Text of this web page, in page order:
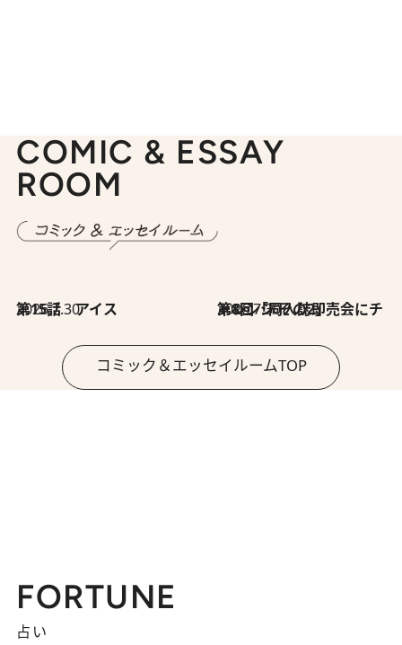
COMIC & ESSAY
ROOM
2026.7.30
第15話 アイス 2026.7.30
第8回「同人誌即売会にチャレンジ その2」
コミック＆エッセイルームTOP
FORTUNE
占い